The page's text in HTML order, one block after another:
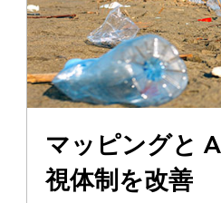
マッピングと
視体制を改善